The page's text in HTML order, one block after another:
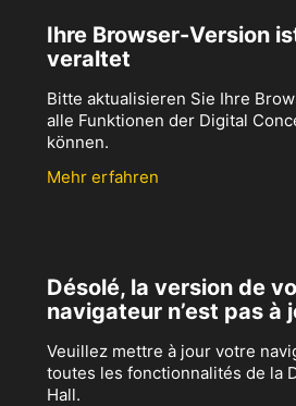
Ihre Browser-Version
veraltet
Bitte aktualisieren Sie Ihre
alle Funktionen der Digital
können.
Mehr erfahren
Désolé, la version de
navigateur n’est pas à
Veuillez mettre à jour votre
toutes les fonctionnalités de la
Hall.